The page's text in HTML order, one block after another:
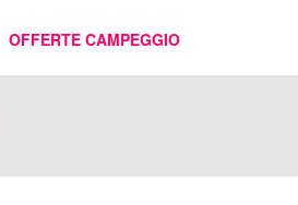
OFFERTE CAMPEGGIO